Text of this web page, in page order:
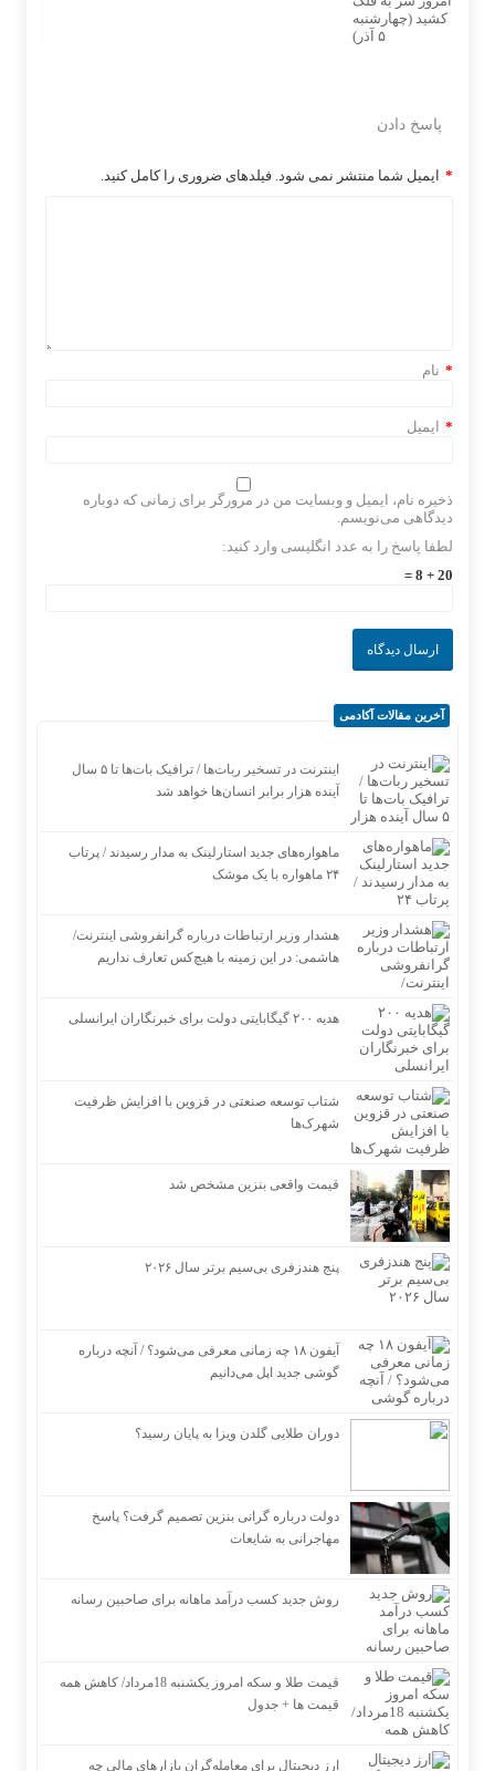
پاسخ دادن
ایمیل شما منتشر نمی شود. فیلدهای ضروری را کامل کنید. *
نام *
ایمیل *
ذخیره نام، ایمیل و وبسایت من در مرورگر برای زمانی که دوباره
دیدگاهی می‌نویسم.
لطفا پاسخ را به عدد انگلیسی وارد کنید:
20 + 8 =
آخرین مقالات آکادمی
اینترنت در تسخیر ربات‌ها / ترافیک بات‌ها تا ۵ سال
آینده هزار برابر انسان‌ها خواهد شد
ماهواره‌های جدید استارلینک به مدار رسیدند / پرتاب
۲۴ ماهواره با یک موشک
هشدار وزیر ارتباطات درباره گرانفروشی اینترنت/
هاشمی: در این زمینه با هیچ‌کس تعارف نداریم
هدیه ۲۰۰ گیگابایتی دولت برای خبرنگاران ایرانسلی
شتاب توسعه صنعتی در قزوین با افزایش ظرفیت
شهرک‌ها
قیمت واقعی بنزین مشخص شد
پنج هندزفری بی‌سیم برتر سال ۲۰۲۶
آیفون ۱۸ چه زمانی معرفی می‌شود؟ / آنچه درباره
گوشی جدید اپل می‌دانیم
دوران طلایی گلدن ویزا به پایان رسید؟
دولت درباره گرانی بنزین تصمیم گرفت؟ پاسخ
مهاجرانی به شایعات
روش جدید کسب درآمد ماهانه برای صاحبین رسانه
قیمت طلا و سکه امروز یکشنبه 18مرداد/ کاهش همه
قیمت ها + جدول
ارز دیجیتال برای معامله‌گران بازارهای مالی چه